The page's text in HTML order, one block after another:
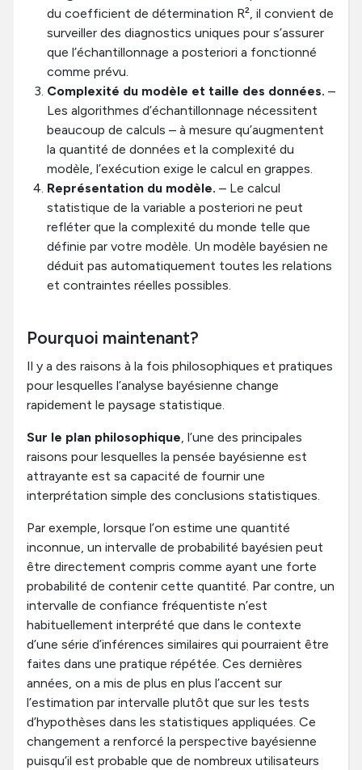
du coefficient de détermination R², il convient de
surveiller des diagnostics uniques pour s’assurer
que l’échantillonnage a posteriori a fonctionné
comme prévu.
Complexité du modèle et taille des données. –
Les algorithmes d’échantillonnage nécessitent
beaucoup de calculs – à mesure qu’augmentent
la quantité de données et la complexité du
modèle, l’exécution exige le calcul en grappes.
Représentation du modèle. – Le calcul
statistique de la variable a posteriori ne peut
refléter que la complexité du monde telle que
définie par votre modèle. Un modèle bayésien ne
déduit pas automatiquement toutes les relations
et contraintes réelles possibles.
Pourquoi maintenant?
Il y a des raisons à la fois philosophiques et pratiques
pour lesquelles l’analyse bayésienne change
rapidement le paysage statistique.
Sur le plan philosophique, l’une des principales
raisons pour lesquelles la pensée bayésienne est
attrayante est sa capacité de fournir une
interprétation simple des conclusions statistiques.
Par exemple, lorsque l’on estime une quantité
inconnue, un intervalle de probabilité bayésien peut
être directement compris comme ayant une forte
probabilité de contenir cette quantité. Par contre, un
intervalle de confiance fréquentiste n’est
habituellement interprété que dans le contexte
d’une série d’inférences similaires qui pourraient être
faites dans une pratique répétée. Ces dernières
années, on a mis de plus en plus l’accent sur
l’estimation par intervalle plutôt que sur les tests
d’hypothèses dans les statistiques appliquées. Ce
changement a renforcé la perspective bayésienne
puisqu’il est probable que de nombreux utilisateurs